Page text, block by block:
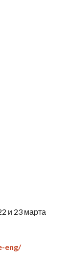
и 23 марта
eng/